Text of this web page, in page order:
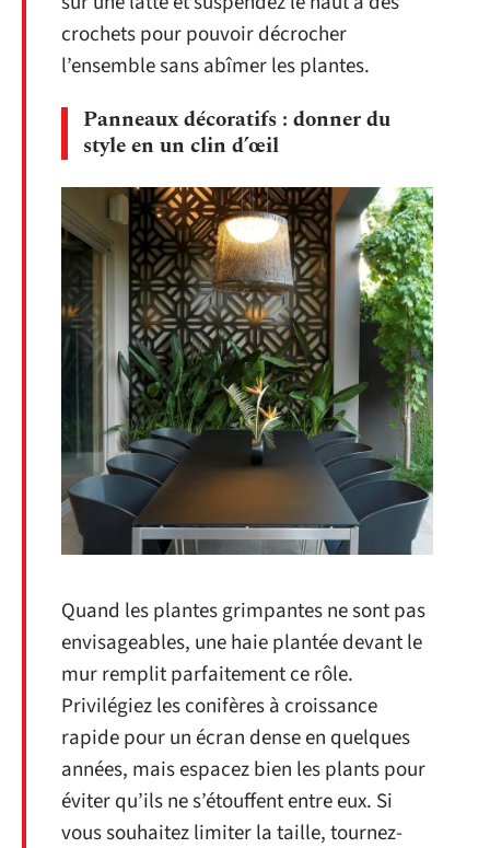
crochets pour pouvoir décrocher
l’ensemble sans abîmer les plantes.
Panneaux décoratifs : donner du
style en un clin d’œil
Quand les plantes grimpantes ne sont pas
envisageables, une haie plantée devant le
mur remplit parfaitement ce rôle.
Privilégiez les conifères à croissance
rapide pour un écran dense en quelques
années, mais espacez bien les plants pour
éviter qu’ils ne s’étouffent entre eux. Si
vous souhaitez limiter la taille, tournez-